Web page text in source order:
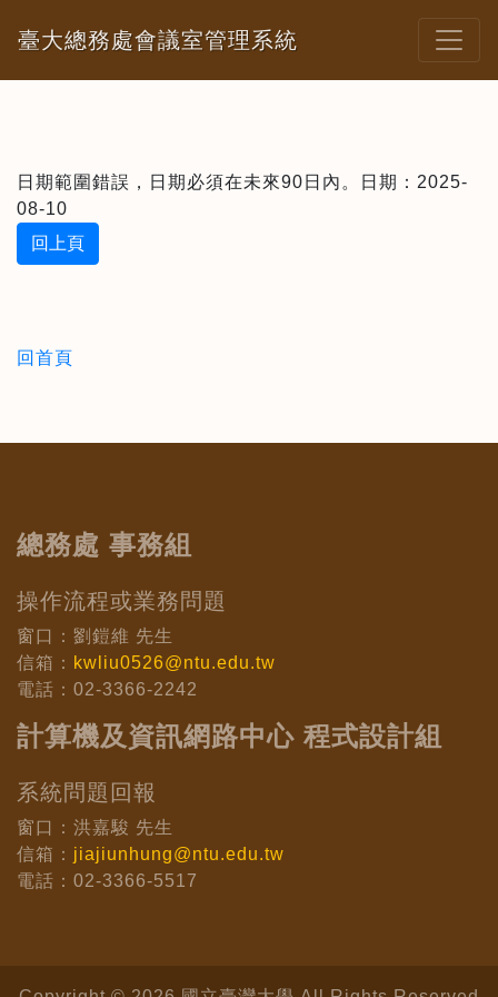
臺大總務處會議室管理系統
日期範圍錯誤，日期必須在未來90日內。日期：2025-
08-10
回上頁
回首頁
總務處 事務組
操作流程或業務問題
窗口：劉鎧維 先生
信箱： kwliu0526@ntu.edu.tw
電話：02-3366-2242
計算機及資訊網路中心 程式設計組
系統問題回報
窗口：洪嘉駿 先生
信箱： jiajiunhung@ntu.edu.tw
電話：02-3366-5517